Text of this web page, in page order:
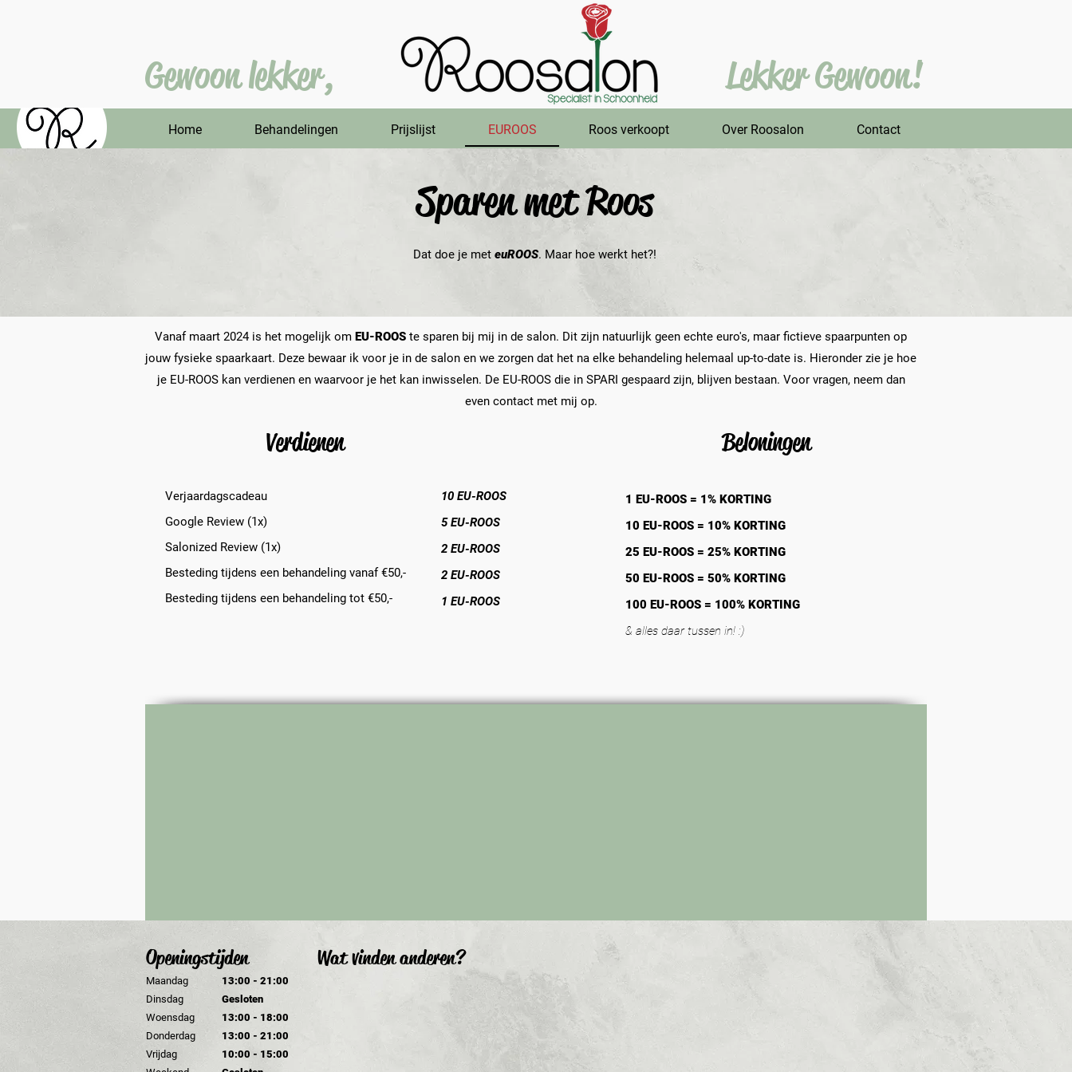
Gewoon lekker, Lekker Gewoon!
Sparen met Roos
Dat doe je met euROOS. Maar hoe werkt het?!
Vanaf maart 2024 is het mogelijk om EU-ROOS te sparen bij mij in de salon. Dit zijn natuurlijk geen echte euro's, maar fictieve spaarpunten op
jouw fysieke spaarkaart. Deze bewaar ik voor je in de salon en we zorgen dat het na elke behandeling helemaal up-to-date is. Hieronder zie je hoe
je EU-ROOS kan verdienen en waarvoor je het kan inwisselen. De EU-ROOS die in SPARI gespaard zijn, blijven bestaan. Voor vragen, neem dan
even contact met mij op.
Verdienen
Verjaardagscadeau
Google Review (1x)
Salonized Review (1x)
Besteding tijdens een behandeling vanaf €50,-
Besteding tijdens een behandeling tot €50,-
10 EU-ROOS
5 EU-ROOS
2 EU-ROOS
2 EU-ROOS
1 EU-ROOS
Beloningen
1 EU-ROOS = 1% KORTING
10 EU-ROOS = 10% KORTING
25 EU-ROOS = 25% KORTING
50 EU-ROOS = 50% KORTING
100 EU-ROOS = 100% KORTING
& alles daar tussen in! :)
Home Behandelingen Prijslijst EUROOS Roos verkoopt Over Roosalon Contact
Wat vinden anderen?
Openingstijden
Maandag
Dinsdag
Woensdag
Donderdag
Vrijdag
13:00 - 21:00
Gesloten
13:00 - 18:00
13:00 - 21:00
10:00 - 15:00